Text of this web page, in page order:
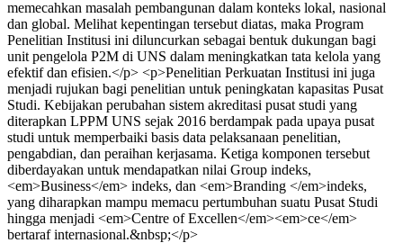
memecahkan masalah pembangunan dalam konteks lokal, nasional
dan global. Melihat kepentingan tersebut diatas, maka Program
Penelitian Institusi ini diluncurkan sebagai bentuk dukungan bagi
unit pengelola P2M di UNS dalam meningkatkan tata kelola yang
efektif dan efisien.</p> <p>Penelitian Perkuatan Institusi ini juga
menjadi rujukan bagi penelitian untuk peningkatan kapasitas Pusat
Studi. Kebijakan perubahan sistem akreditasi pusat studi yang
diterapkan LPPM UNS sejak 2016 berdampak pada upaya pusat
studi untuk memperbaiki basis data pelaksanaan penelitian,
pengabdian, dan peraihan kerjasama. Ketiga komponen tersebut
diberdayakan untuk mendapatkan nilai Group indeks,
<em>Business</em> indeks, dan <em>Branding </em>indeks,
yang diharapkan mampu memacu pertumbuhan suatu Pusat Studi
hingga menjadi <em>Centre of Excellen</em><em>ce</em>
bertaraf internasional.&nbsp;</p>